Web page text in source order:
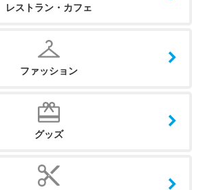
レストラン・カフェ
ファッション
グッズ